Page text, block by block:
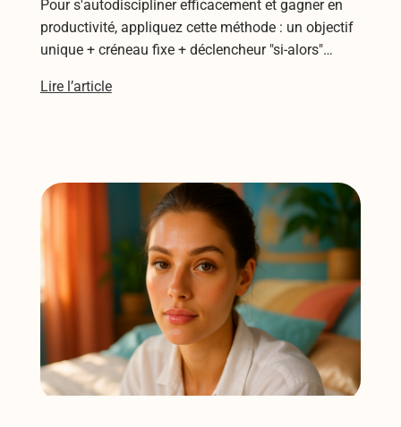
Pour s'autodiscipliner efficacement et gagner en
productivité, appliquez cette méthode : un objectif
unique + créneau fixe + déclencheur "si-alors"…
Lire l’article